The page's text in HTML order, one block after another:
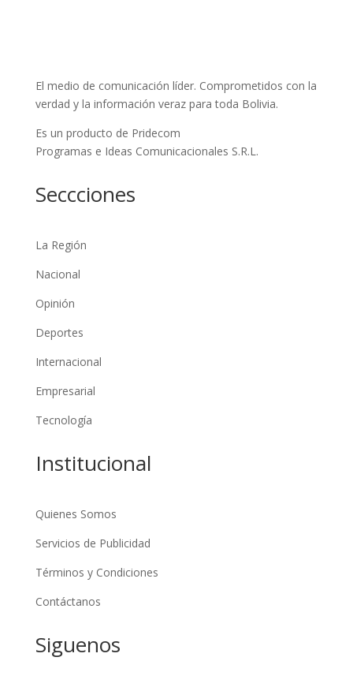
El medio de comunicación líder. Comprometidos con la
verdad y la información veraz para toda Bolivia.
Es un producto de Pridecom
Programas e Ideas Comunicacionales S.R.L.
Seccciones
La Región
Nacional
Opinión
Deportes
Internacional
Empresarial
Tecnología
Institucional
Quienes Somos
Servicios de Publicidad
Términos y Condiciones
Contáctanos
Siguenos